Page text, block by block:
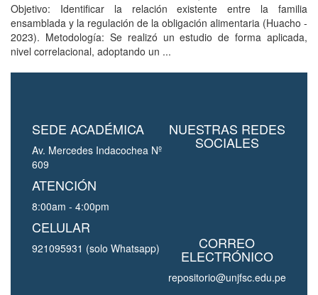
Objetivo: Identificar la relación existente entre la familia
ensamblada y la regulación de la obligación alimentaria (Huacho -
2023). Metodología: Se realizó un estudio de forma aplicada,
nivel correlacional, adoptando un ...
SEDE ACADÉMICA
Av. Mercedes Indacochea Nº
609
ATENCIÓN
8:00am - 4:00pm
CELULAR
921095931 (solo Whatsapp)
NUESTRAS REDES
SOCIALES
CORREO
ELECTRÓNICO
repositorio@unjfsc.edu.pe